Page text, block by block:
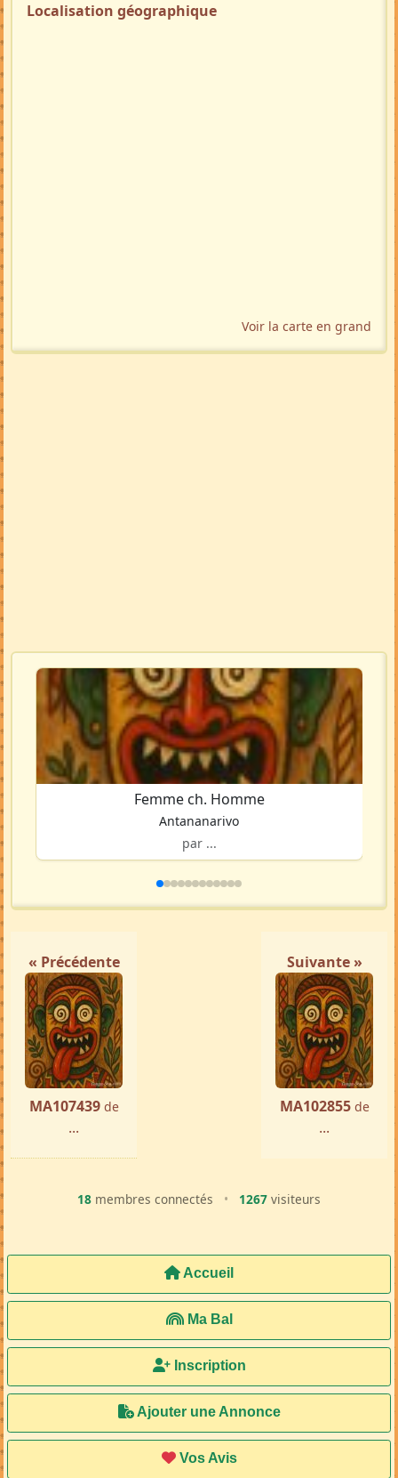
Localisation géographique
Voir la carte en grand
Femme ch. Homme
Antananarivo
par ...
« Précédente
MA107439 de
...
Suivante »
MA102855 de
...
18 membres connectés • 1267 visiteurs
Accueil
Ma Bal
Inscription
Ajouter une Annonce
Vos Avis